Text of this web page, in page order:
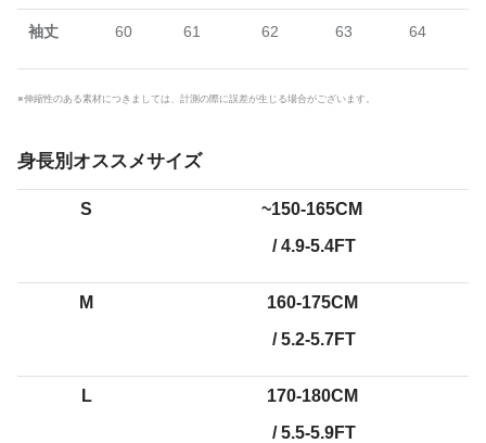
袖丈 60 61 62 63 64
※伸縮性のある素材につきましては、計測の際に誤差が生じる場合がございます。
身長別オススメサイズ
S
~150-165CM
/ 4.9-5.4FT
M
160-175CM
/ 5.2-5.7FT
L
170-180CM
/ 5.5-5.9FT